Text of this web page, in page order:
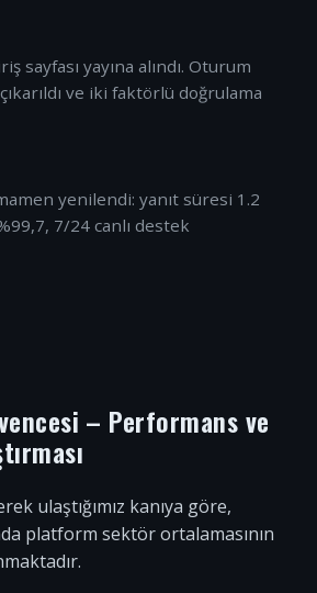
sayfası yayına alındı. Oturum
ve iki faktörlü doğrulama
yenilendi: yanıt süresi 1.2
7/24 canlı destek
– Performans ve
ulaştığımız kanıya göre,
platform sektör ortalamasının